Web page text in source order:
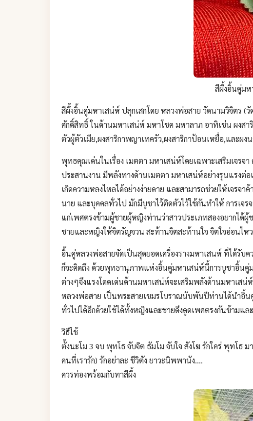
สีผึ้งอิ้นคู่มห
สีผึ้งอิ้นคู่มหาเสน่ห์ ปลุกเสกโดย หลวงพ่อสาย วัดนามวิจิตร
ศักดิ์สิทธิ์ ในด้านมหาเสน่ห์ มหาโชค มหาลาภ อาทิเช่น ผงสาริ
ตัวผู้ตัวเมีย,ผงสาริกาพญาเทครัว,ผงสาริกาป้อนเหยื่อ,และผ
พุทธคุณเด่นในเรื่อง เมตตา มหาเสน่ห์โดยเฉพาะเสริมเจร
ประสานงาน มีพลังทางด้านเมตตา มหาเสน่ห์อย่างรุนแรงต่อ
เกิดความหลงไหลได้อย่างง่ายดาย และสามารถช่วยให้เจรจ
นาย และบุคคลทั่วไป มักมีบูชาไว้ติดตัวไว้ใช้กันทำให้ การเจ
แก่เพศตรงข้ามผู้ชายผู้หญิงท่านว่าสาวประเภทสองอยากได้
ชายและหญิงให้จิตรัญจวน สะท้านจิตสะท้านใจ จิตใจอ่อนไห
อิ้นคู่หลวงพ่อสายจัดเป็นสุดยอดเครื่องรางมหาเสนห์ ที่ได้รับ
ก็จะคิดถึง ด้วยพุทธานุภาพแห่งอิ้นคู่มหาเสน่ห์นี้การบูชาอิ้นคู่
ต่างๆจึงแรงโดดเด่นด้านมหาเสน่ห์จะเสริมพลังด้านมหาเส
หลวงพ่อสาย เป็นพระสายเขมรโบราณนับพันปีท่านได้นำอิ้น
ทั่วไปได้อีกด้วยใช้ได้ทั้งหญิงและชายดึงดูดเพศตรงกันข้ามแล
วิธีใช้
ตั้งนะโม 3 จบ พุทโธ จับจิต ธัมโม จับใจ สังโฆ รักใคร่ พุทโธ
คนที่เรารัก) รักอย่าละ ชีวิตัง ยาวะนิพพานัง....
ควรท่องพร้อมกับทาสีผึ้ง